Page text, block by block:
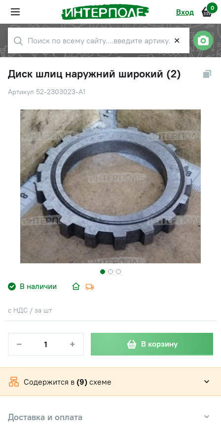
Вход 0
✕
Диск шлиц наружний широкий (2)
Артикул 52-2303023-А1
В наличии
с НДС / за шт
− + В корзину
Содержится в (9) схеме
Доставка и оплата